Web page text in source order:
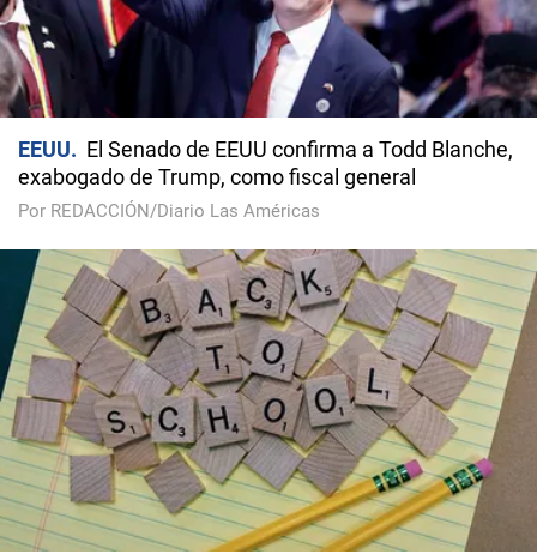
EEUU
El Senado de EEUU confirma a Todd Blanche,
exabogado de Trump, como fiscal general
Por REDACCIÓN/Diario Las Américas